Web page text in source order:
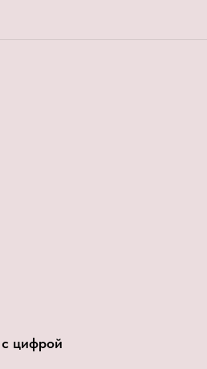
цифрой